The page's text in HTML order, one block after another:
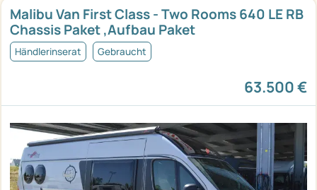
Malibu Van First Class - Two Rooms 640 LE RB
Chassis Paket ,Aufbau Paket
Händlerinserat Gebraucht
63.500 €